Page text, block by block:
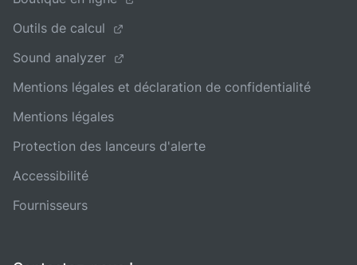
Outils de calcul
Sound analyzer
Mentions légales et déclaration de confidentialité
Mentions légales
Protection des lanceurs d'alerte
Accessibilité
Fournisseurs